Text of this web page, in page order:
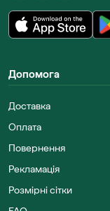
Допомога
Доставка
Оплата
Повернення
Рекламація
Розмірні сітки